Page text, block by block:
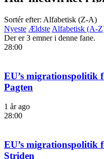
Sortér efter: Alfabetisk (Z-A)
Nyeste Ældste Alfabetisk (A-
Der er 3 emner i denne fane.
28:00
EU’s migrationspolitik
Pagten
1 år ago
28:00
EU’s migrationspolitik
Striden